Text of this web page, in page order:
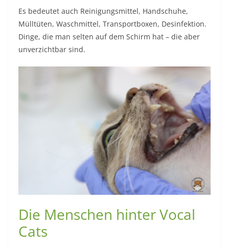
Es bedeutet auch Reinigungsmittel, Handschuhe,
Mülltüten, Waschmittel, Transportboxen, Desinfektion.
Dinge, die man selten auf dem Schirm hat – die aber
unverzichtbar sind.
Die Menschen hinter Vocal
Cats